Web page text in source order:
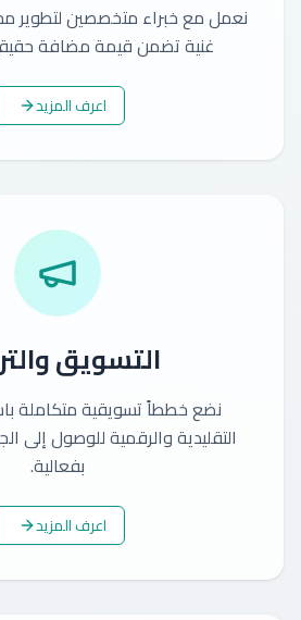
نعمل مع خبراء متخصصين لتطوير
غنية تضمن قيمة مضافة
اعرف المزيد
التسويق
نضع خططاً تسويقية متكاملة
التقليدية والرقمية للوصول إلى
بفعالية.
اعرف المزيد